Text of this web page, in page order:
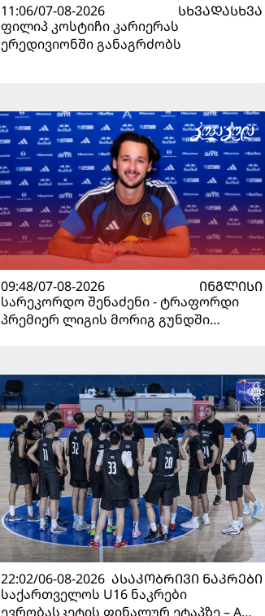
11:06/07-08-2026
ᲡᲮᲕᲐᲓᲐᲡᲮᲕᲐ
ფილიპ კოსტიჩი კარიერას
ერედივიონში განაგრძობს
09:48/07-08-2026
ᲘᲜᲒᲚᲘᲡᲘ
სარეკორდო შენაძენი - ტრაფორდი
პრემიერ ლიგის მორიგ გუნდში
22:02/06-08-2026 ᲐᲡᲐᲙᲝᲑᲠᲘᲕᲘ ᲜᲐᲙᲠᲔᲑᲘ
საქართველოს U16 ნაკრები
ევრობასკეტის ფინალურ ეტაპზე – A